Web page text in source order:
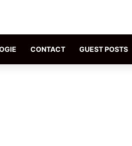
CONTACT GUEST POSTS